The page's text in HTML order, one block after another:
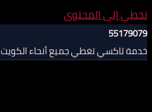
تخطي إلى المحتوى
55179079
خدمة تاكسي تغطي جميع أنحاء الكويت